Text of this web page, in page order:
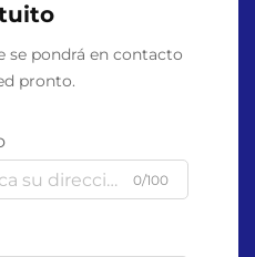
se pondrá en contacto
pronto.
0/100